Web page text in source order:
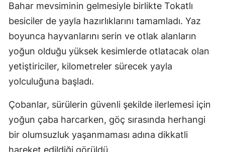
Bahar mevsiminin gelmesiyle birlikte Tokatlı
besiciler de yayla hazırlıklarını tamamladı. Yaz
boyunca hayvanlarını serin ve otlak alanların
yoğun olduğu yüksek kesimlerde otlatacak olan
yetiştiriciler, kilometreler sürecek yayla
yolculuğuna başladı.
Çobanlar, sürülerin güvenli şekilde ilerlemesi için
yoğun çaba harcarken, göç sırasında herhangi
bir olumsuzluk yaşanmaması adına dikkatli
hareket edildiği görüldü.